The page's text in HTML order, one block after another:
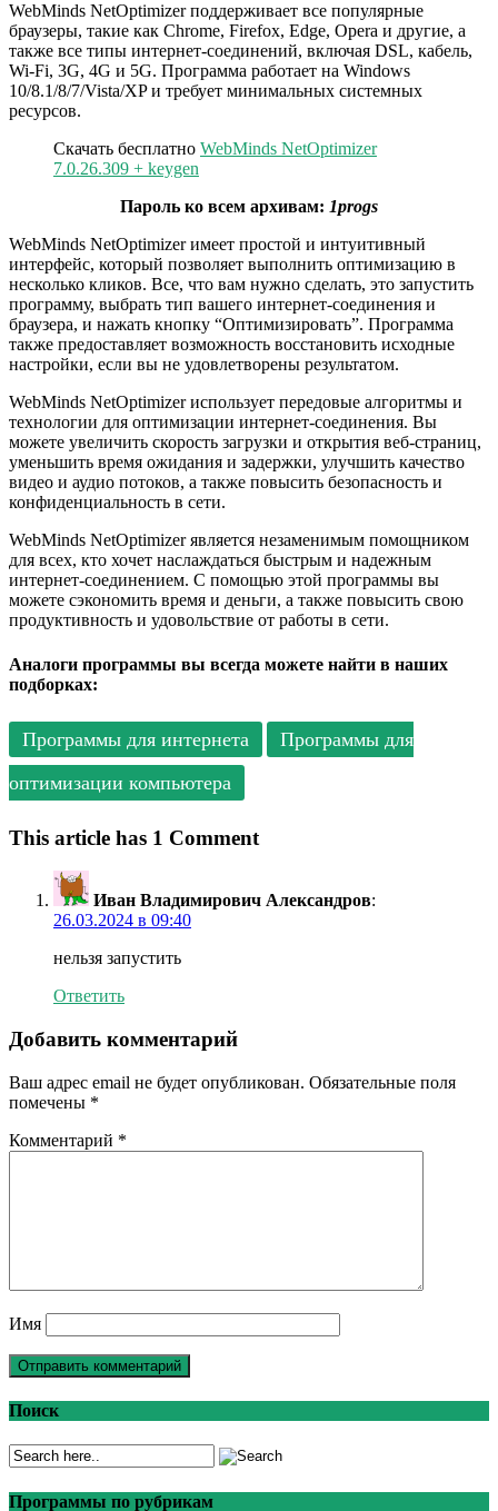
WebMinds NetOptimizer поддерживает все популярные
браузеры, такие как Chrome, Firefox, Edge, Opera и другие, а
также все типы интернет-соединений, включая DSL, кабель,
Wi-Fi, 3G, 4G и 5G. Программа работает на Windows
10/8.1/8/7/Vista/XP и требует минимальных системных
ресурсов.
Скачать бесплатно WebMinds NetOptimizer
7.0.26.309 + keygen
Пароль ко всем архивам: 1progs
WebMinds NetOptimizer имеет простой и интуитивный
интерфейс, который позволяет выполнить оптимизацию в
несколько кликов. Все, что вам нужно сделать, это запустить
программу, выбрать тип вашего интернет-соединения и
браузера, и нажать кнопку “Оптимизировать”. Программа
также предоставляет возможность восстановить исходные
настройки, если вы не удовлетворены результатом.
WebMinds NetOptimizer использует передовые алгоритмы и
технологии для оптимизации интернет-соединения. Вы
можете увеличить скорость загрузки и открытия веб-страниц,
уменьшить время ожидания и задержки, улучшить качество
видео и аудио потоков, а также повысить безопасность и
конфиденциальность в сети.
WebMinds NetOptimizer является незаменимым помощником
для всех, кто хочет наслаждаться быстрым и надежным
интернет-соединением. С помощью этой программы вы
можете сэкономить время и деньги, а также повысить свою
продуктивность и удовольствие от работы в сети.
Аналоги программы вы всегда можете найти в наших
подборках:
Программы для интернета
Программы для
оптимизации компьютера
This article has 1 Comment
Иван Владимирович Александров:
26.03.2024 в 09:40
нельзя запустить
Ответить
Добавить комментарий
Ваш адрес email не будет опубликован. Обязательные поля
помечены *
Комментарий *
Имя
Поиск
Программы по рубрикам